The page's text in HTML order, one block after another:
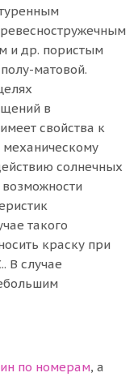
и др. пористым
матовой.
в
свойства к
механическому
солнечных
такого
краску при
В случае
по номерам, а